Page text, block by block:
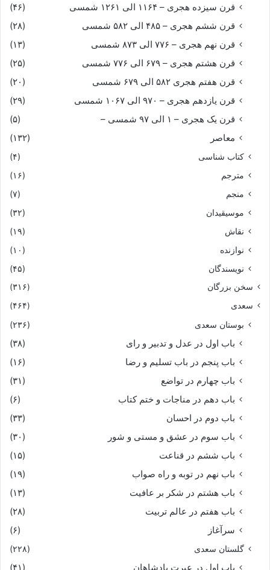
قرن سیزده هجری – ۱۱۶۴ الی ۱۲۶۱ شمسی
(۴۶)
قرن ششم هجری – ۴۸۵ الی ۵۸۲ شمسی
(۲۸)
قرن نهم هجری – ۷۷۶ الی ۸۷۳ شمسی
(۱۳)
قرن هشتم هجری – ۶۷۹ الی ۷۷۶ شمسی
(۲۵)
قرن هفتم هجری ۵۸۲ الی ۶۷۹ شمسی
(۲۰)
قرن یازدهم هجری – ۹۷۰ الی ۱۰۶۷ شمسی
(۲۹)
قرن یک هجری – ۱ الی ۹۷ شمسی –
(۵)
معاصر
(۱۳۲)
کتاب شناسی
(۴)
مترجم
(۱۶)
منجم
(۷)
موسیقیدان
(۳۲)
نقاش
(۱۹)
نوازنده
(۱۰)
نویسندگان
(۴۵)
سخن بزرگان
(۳۱۶)
سعدی
(۴۶۴)
بوستان سعدی (۲۳۶)
باب اول در عدل و تدبیر و رای
(۳۸)
باب پنجم در باب تسلیم و رضا
(۱۶)
باب چهارم در تواضع
(۳۱)
باب دهم در مناجات و ختم کتاب
(۶)
باب دوم در احسان
(۳۳)
باب سوم در عشق و مستی و شور
(۳۰)
باب ششم در قناعت
(۱۵)
باب نهم در توبه و راه صواب
(۱۹)
باب هشتم در شکر بر عافیت
(۱۳)
باب هفتم در عالم تربیت
(۲۸)
سرآغاز
(۶)
گلستان سعدی (۲۲۸)
باب اول در عبرت پادشاهان (۴۱)